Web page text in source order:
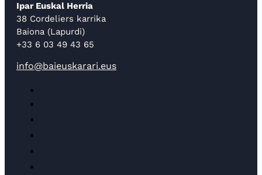
Ipar Euskal Herria
38 Cordeliers karrika
Baiona (Lapurdi)
+33 6 03 49 43 65
info@baieuskarari.eus